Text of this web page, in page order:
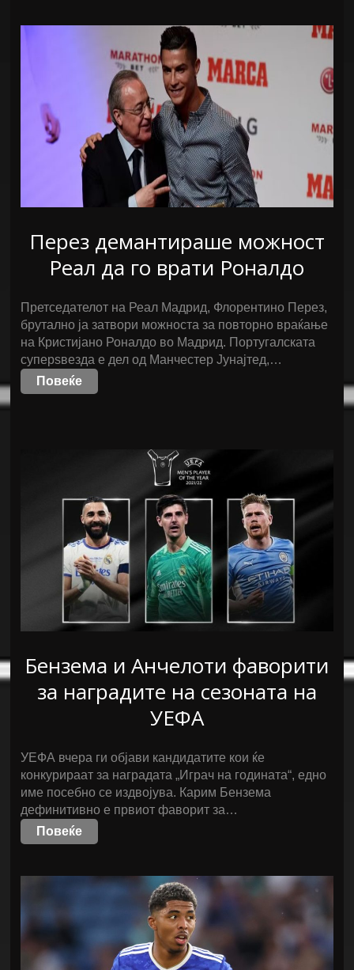
Перез демантираше можност
Реал да го врати Роналдо
Претседателот на Реал Мадрид, Флорентино Перез,
брутално ја затвори можноста за повторно враќање
на Кристијано Роналдо во Мадрид. Португалската
суперѕвезда е дел од Манчестер Јунајтед,…
Повеќе
Бензема и Анчелоти фаворити
за наградите на сезоната на
УЕФА
УЕФА вчера ги објави кандидатите кои ќе
конкурираат за наградата „Играч на годината“, едно
име посебно се издвојува. Карим Бензема
дефинитивно е првиот фаворит за…
Повеќе